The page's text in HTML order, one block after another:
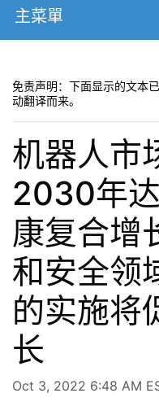
主菜單
免责声明：下面显示的文本
动翻译而来。
机器人市
2030年
康复合增
和安全领
的实施将
长
Oct 3, 2022 6:48 AM